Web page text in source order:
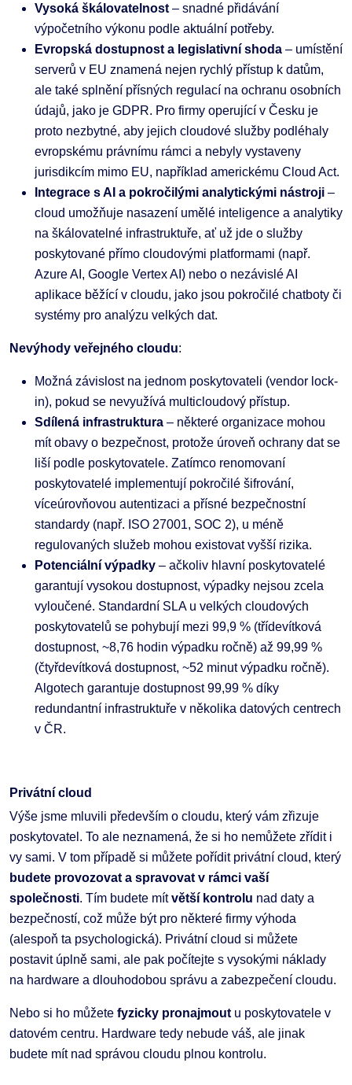
Vysoká škálovatelnost – snadné přidávání
výpočetního výkonu podle aktuální potřeby.
Evropská dostupnost a legislativní shoda – umístění
serverů v EU znamená nejen rychlý přístup k datům,
ale také splnění přísných regulací na ochranu osobních
údajů, jako je GDPR. Pro firmy operující v Česku je
proto nezbytné, aby jejich cloudové služby podléhaly
evropskému právnímu rámci a nebyly vystaveny
jurisdikcím mimo EU, například americkému Cloud Act.
Integrace s AI a pokročilými analytickými nástroji –
cloud umožňuje nasazení umělé inteligence a analytiky
na škálovatelné infrastruktuře, ať už jde o služby
poskytované přímo cloudovými platformami (např.
Azure AI, Google Vertex AI) nebo o nezávislé AI
aplikace běžící v cloudu, jako jsou pokročilé chatboty či
systémy pro analýzu velkých dat.
Nevýhody veřejného cloudu:
Možná závislost na jednom poskytovateli (vendor lock-
in), pokud se nevyužívá multicloudový přístup.
Sdílená infrastruktura – některé organizace mohou
mít obavy o bezpečnost, protože úroveň ochrany dat se
liší podle poskytovatele. Zatímco renomovaní
poskytovatelé implementují pokročilé šifrování,
víceúrovňovou autentizaci a přísné bezpečnostní
standardy (např. ISO 27001, SOC 2), u méně
regulovaných služeb mohou existovat vyšší rizika.
Potenciální výpadky – ačkoliv hlavní poskytovatelé
garantují vysokou dostupnost, výpadky nejsou zcela
vyloučené. Standardní SLA u velkých cloudových
poskytovatelů se pohybují mezi 99,9 % (třídevítková
dostupnost, ~8,76 hodin výpadku ročně) až 99,99 %
(čtyřdevítková dostupnost, ~52 minut výpadku ročně).
Algotech garantuje dostupnost 99,99 % díky
redundantní infrastruktuře v několika datových centrech
v ČR.
Privátní cloud
Výše jsme mluvili především o cloudu, který vám zřizuje
poskytovatel. To ale neznamená, že si ho nemůžete zřídit i
vy sami. V tom případě si můžete pořídit privátní cloud, který
budete provozovat a spravovat v rámci vaší
společnosti. Tím budete mítvětší kontrolu nad daty a
bezpečností, což může být pro některé firmy výhoda
(alespoň ta psychologická). Privátní cloud si můžete
postavit úplně sami, ale pak počítejte s vysokými náklady
na hardware a dlouhodobou správu a zabezpečení cloudu.
Nebo si ho můžete fyzicky pronajmout u poskytovatele v
datovém centru. Hardware tedy nebude váš, ale jinak
budete mít nad správou cloudu plnou kontrolu.